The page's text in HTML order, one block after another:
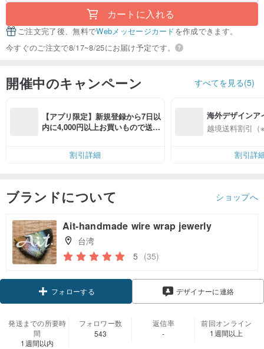
カートに入れる
ご注文完了後、無料でWebメッセージカードを作成できます。
今すぐのご注文で8/17~8/25にお届け予定です。
開催中のキャンペーン すべてを見る(5)
【アプリ限定】新規登録から7日以
内に4,000円以上お買いもので送料
割引詳細
海外デザインア
入
越境送料割引（
割引詳
ブランドについて ショップへ
Ait-handmade wire wrap jewerly
台湾
5 (35)
フォローする デザイナーに連絡
発送までの所要時
間
1週間以内
フォロワー数
543
返信率
-
前回オンライン
1週間以上